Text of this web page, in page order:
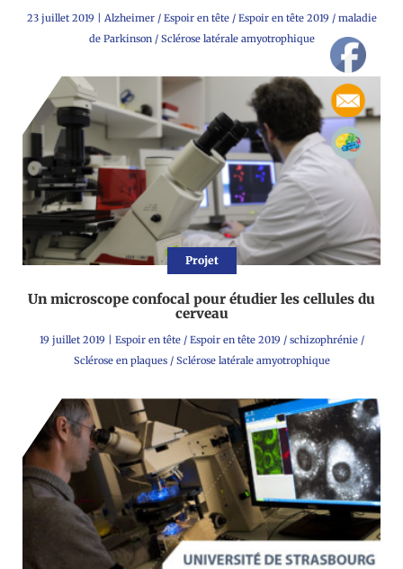
23 juillet 2019 | Alzheimer/ Espoir en tête/ Espoir en tête 2019 / maladie
de Parkinson/ Sclérose latérale amyotrophique
Projet
Un microscope confocal pour étudier les cellules du
cerveau
19 juillet 2019 Espoir en tête/ Espoir en tête 2019 / schizophrénie/
Sclérose en plaques/ Sclérose latérale amyotrophique